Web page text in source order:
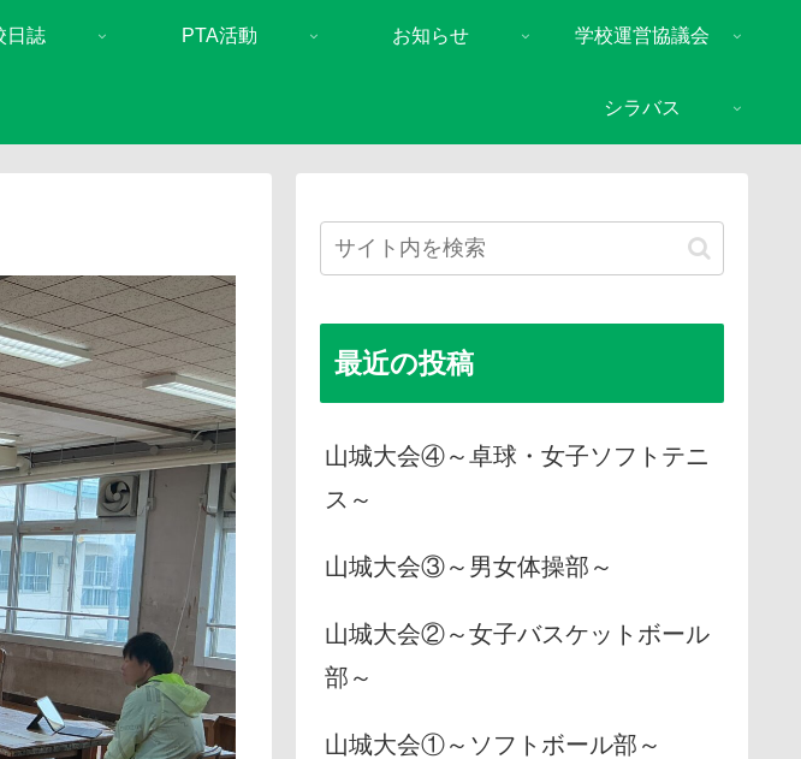
日誌 PTA活動 お知らせ 学校運営協議会
シラバス
最近の投稿
山城大会④～卓球・女子ソフトテニ
ス～
山城大会③～男女体操部～
山城大会②～女子バスケットボール
部～
山城大会①～ソフトボール部～